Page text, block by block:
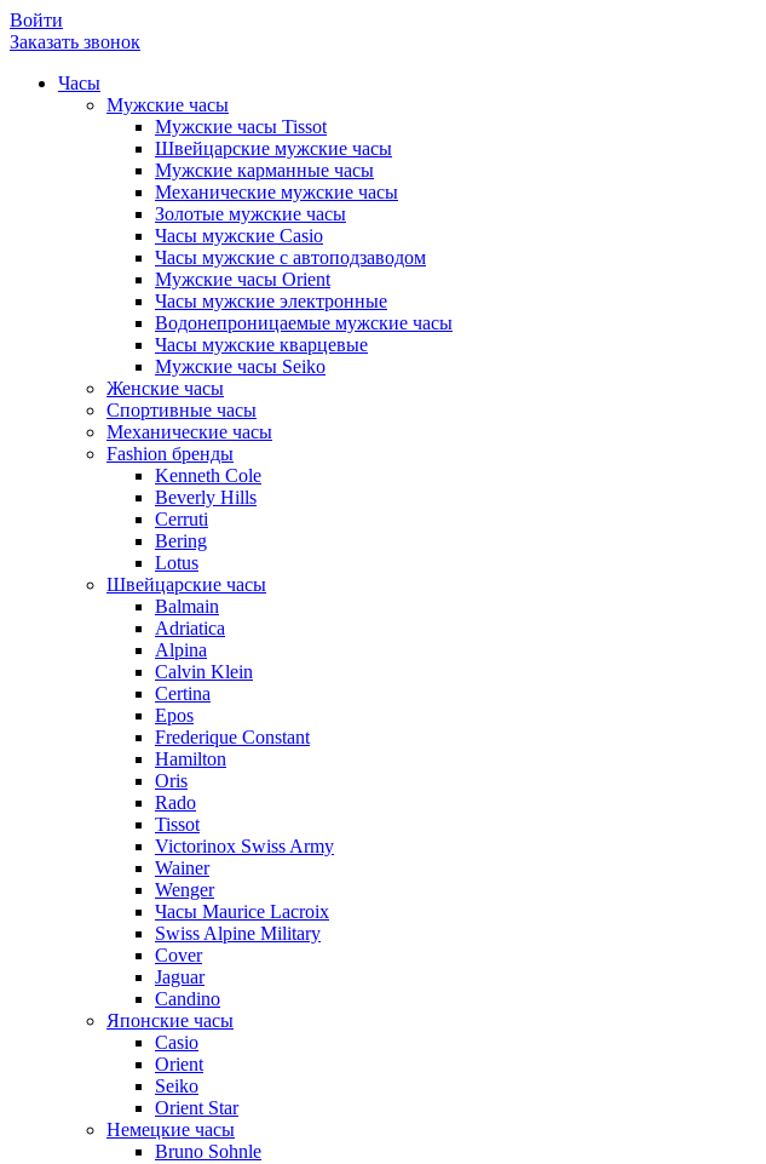
Войти
Заказать звонок
Часы
Мужские часы
Мужские часы Tissot
Швейцарские мужские часы
Мужские карманные часы
Механические мужские часы
Золотые мужские часы
Часы мужские Casio
Часы мужские с автоподзаводом
Мужские часы Orient
Часы мужские электронные
Водонепроницаемые мужские часы
Часы мужские кварцевые
Мужские часы Seiko
Женские часы
Спортивные часы
Механические часы
Fashion бренды
Kenneth Cole
Beverly Hills
Cerruti
Bering
Lotus
Швейцарские часы
Balmain
Adriatica
Alpina
Calvin Klein
Certina
Epos
Frederique Constant
Hamilton
Oris
Rado
Tissot
Victorinox Swiss Army
Wainer
Wenger
Часы Maurice Lacroix
Swiss Alpine Military
Cover
Jaguar
Candino
Японские часы
Casio
Orient
Seiko
Orient Star
Немецкие часы
Bruno Sohnle